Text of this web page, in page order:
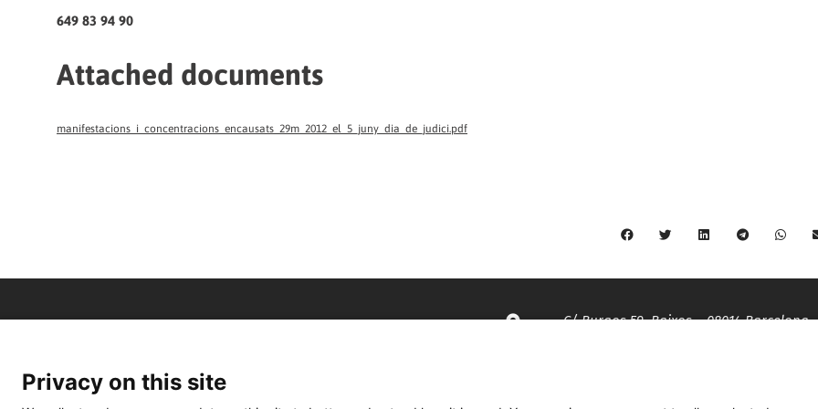
649 83 94 90
Attached documents
manifestacions_i_concentracions_encausats_29m_2012_el_5_juny_dia_de_judici.pdf
C/ Burgos 59, Baixos – 08014 Barcelona
Privacy on this site